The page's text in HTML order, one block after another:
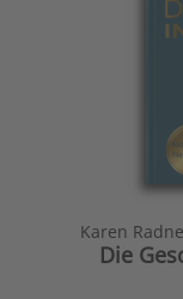
Karen
Die